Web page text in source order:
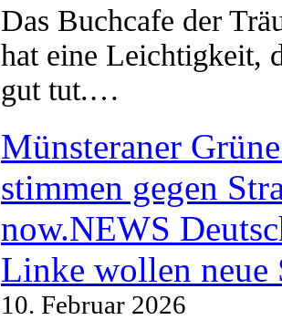
Das Buchcafe der
hat eine Leichtigkeit,
gut tut.…
Münsteraner
stimmen gegen
now.NEWS
Linke wollen neue
10. Februar 2026